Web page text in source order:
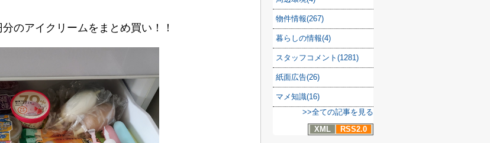
のアイクリームをまとめ買い！！
物件情報(267)
暮らしの情報(4)
スタッフコメント(1281)
紙面広告(26)
マメ知識(16)
>>全ての記事を見る
XML
RSS2.0